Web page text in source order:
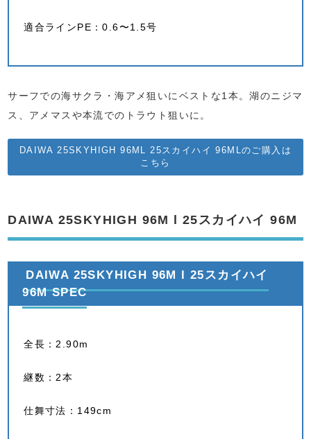
適合ラインPE：0.6〜1.5号
サーフでの海サクラ・海アメ狙いにベストな1本。湖のニジマ
ス、アメマスや本流でのトラウト狙いに。
DAIWA 25SKYHIGH 96ML 25スカイハイ 96MLのご購入は
こちら
DAIWA 25SKYHIGH 96M l 25スカイハイ 96M
DAIWA 25SKYHIGH 96M l 25スカイハイ
96M SPEC
全長：2.90m
継数：2本
仕舞寸法：149cm